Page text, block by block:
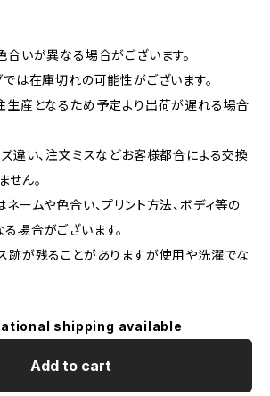
合いが異なる場合がございます。
では在庫切れの可能性がございます。
生産となるため予定より出荷が遅れる場合
ズ違い、注文ミスなどお客様都合による交換
せん。
ネームや色合い、プリント方法、ボディ等の
場合がございます。
跡が残ることがありますが使用や洗濯でな
shipping available
Add to cart